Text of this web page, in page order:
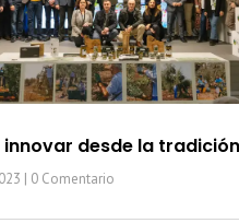
innovar desde la
| 0 Comentario